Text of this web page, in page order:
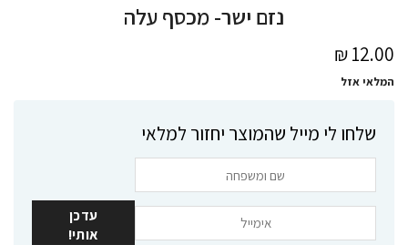
נזם ישר- מכסף עלה
12.00
₪
המלאי אזל
שלחו לי מייל שהמוצר יחזור למלאי
עדכן
אותי!